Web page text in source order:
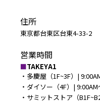
住所
東京都台東区台東4-33-2
営業時間
TAKEYA1
・多慶屋（1F~3F）|
・ダイソー（4F）| 9:00AM
・サミットストア（